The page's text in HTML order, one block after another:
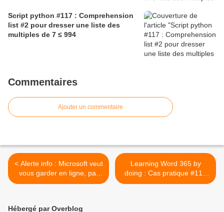
Script python #117 : Comprehension
list #2 pour dresser une liste des
multiples de 7 ≤ 994
Commentaires
Ajouter un commentaire
< Alerte info : Microsoft veut
vous garder en ligne, par
défaut !
Learning Word 365 by
doing : Cas pratique #11 -
Word aussi sait compter >
Hébergé par Overblog